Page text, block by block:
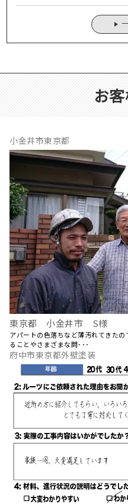
お
小金井市東京都
東京都 小金井市 S様
アパートの色落ちなど薄汚れてきた
ることやさまざまな問･･･
府中市東京都外壁塗装